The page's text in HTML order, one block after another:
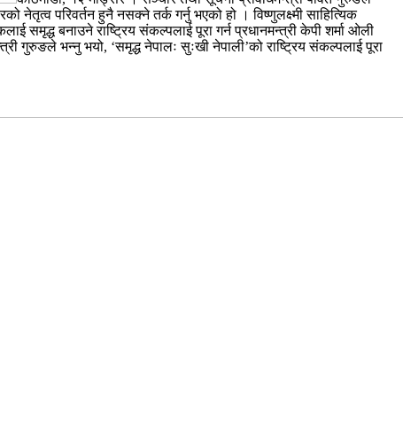
परिवर्तन हुनै नसक्ने तर्क गर्नु भएको हो । विष्णुलक्ष्मी साहित्यिक
समृद्ध बनाउने राष्ट्रिय संकल्पलाई पूरा गर्न प्रधानमन्त्री केपी शर्मा ओली
गुरुङले भन्नु भयो, ‘समृद्ध नेपालः सुःखी नेपाली’को राष्ट्रिय संकल्पलाई पूरा